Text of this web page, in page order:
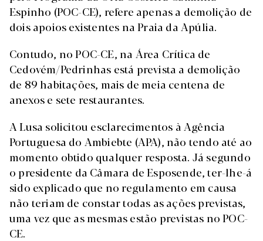
Espinho (POC-CE), refere apenas a demolição de
dois apoios existentes na Praia da Apúlia.
Contudo, no POC-CE, na Área Crítica de
Cedovém/Pedrinhas está prevista a demolição
de 89 habitações, mais de meia centena de
anexos e sete restaurantes.
A Lusa solicitou esclarecimentos à Agência
Portuguesa do Ambiebte (APA), não tendo até ao
momento obtido qualquer resposta. Já segundo
o presidente da Câmara de Esposende, ter-lhe-á
sido explicado que no regulamento em causa
não teriam de constar todas as ações previstas,
uma vez que as mesmas estão previstas no POC-
CE.